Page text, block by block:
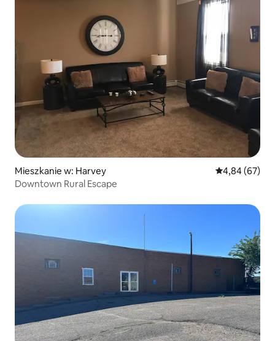
Mieszkanie w: Harvey Średnia
4,84 (67)
Downtown Rural Escape